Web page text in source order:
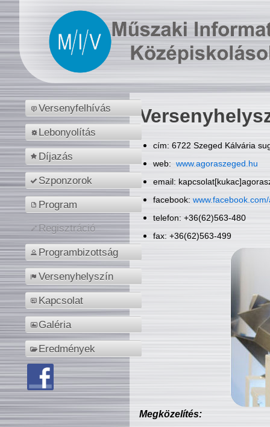
Versenyfelhívás
Lebonyolítás
Díjazás
Szponzorok
Program
Regisztráció
Programbizottság
Versenyhelyszín
Kapcsolat
Galéria
Eredmények
cím: 6722 Szeged Kálvária
web: www.agoraszeged.hu
email:
facebook:
telefon: +36(62)563-480
fax: +36(62)563-499
Megközelítés: